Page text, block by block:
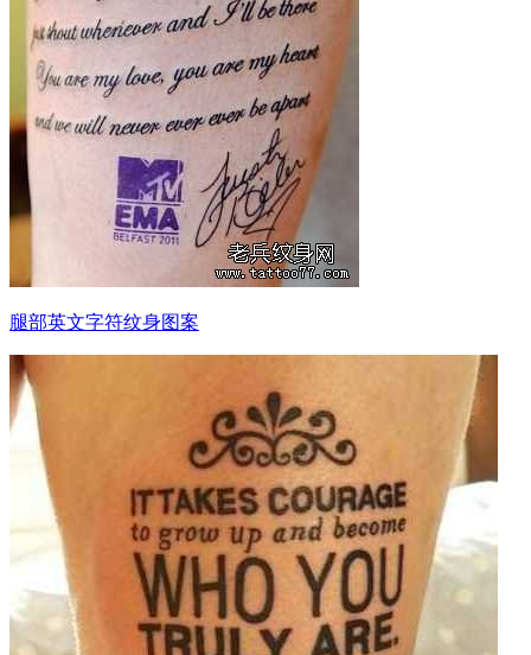
腿部英文字符纹身图案